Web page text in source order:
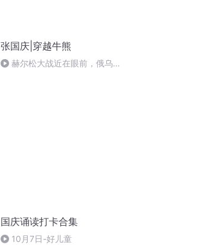
张国庆|穿越牛熊
赫尔松大战近在眼前，俄乌冲
国庆诵读打卡合集
10月7日-好儿童